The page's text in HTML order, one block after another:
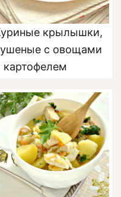
крылышки,
с овощами
картофелем